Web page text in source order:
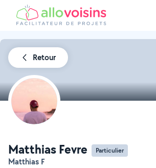
Retour
Matthias Fevre Particulier
Matthias F